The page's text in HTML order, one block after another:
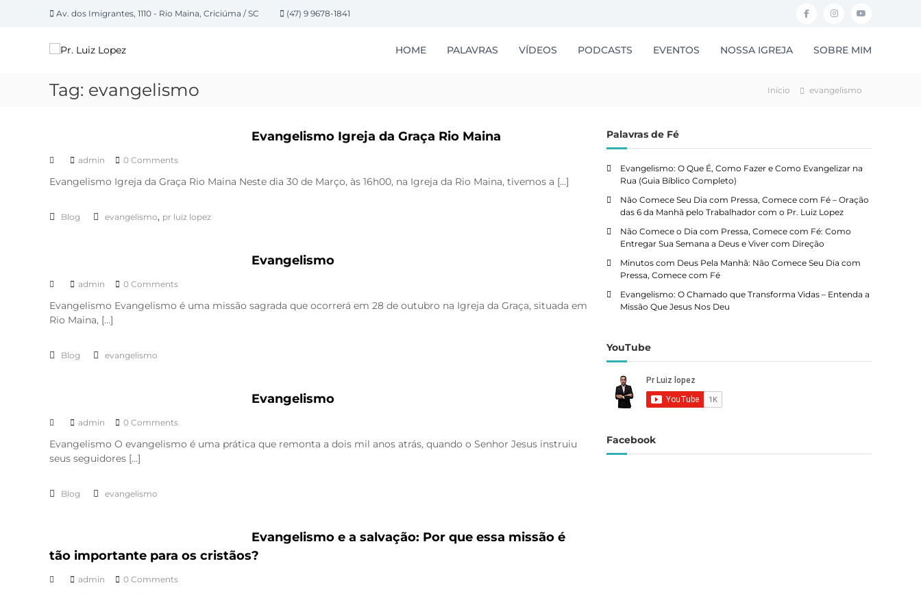
Av. dos Imigrantes, 1110 - Rio Maina, Criciúma / SC (47) 9 9678-1841 F
c
b
I
s
a
u
L
u
L
o
p
z
HOME PALAVRAS VÍDEOS PODCASTS EVENTOS NOSSA IGREJA SOBRE MIM
Tag: evangelismo Início evangelismo
Evangelismo Igreja da Graça Rio Maina
admin 0 Comments
Evangelismo Igreja da Graça Rio Maina Neste dia 30 de Março, às 16h00, na Igreja da Rio Maina, tivemos a […]
Blog evangelismo, pr luiz lopez
Evangelismo
admin 0 Comments
Evangelismo Evangelismo é uma missão sagrada que ocorrerá em 28 de outubro na Igreja da Graça, situada em
Rio Maina, […]
Blog evangelismo
Evangelismo
admin 0 Comments
Evangelismo O evangelismo é uma prática que remonta a dois mil anos atrás, quando o Senhor Jesus instruiu
seus seguidores […]
Blog evangelismo
Evangelismo e a salvação: Por que essa missão é
tão importante para os cristãos?
admin 0 Comments
Palavras de Fé
Evangelismo: O Que É, Como Fazer e Como Evangelizar na
Rua (Guia Bíblico Completo)
Não Comece Seu Dia com Pressa, Comece com Fé – Oração
das 6 da Manhã pelo Trabalhador com o Pr. Luiz Lopez
Não Comece o Dia com Pressa, Comece com Fé: Como
Entregar Sua Semana a Deus e Viver com Direção
Minutos com Deus Pela Manhã: Não Comece Seu Dia com
Pressa, Comece com Fé
Evangelismo: O Chamado que Transforma Vidas – Entenda a
Missão Que Jesus Nos Deu
YouTube
Facebook